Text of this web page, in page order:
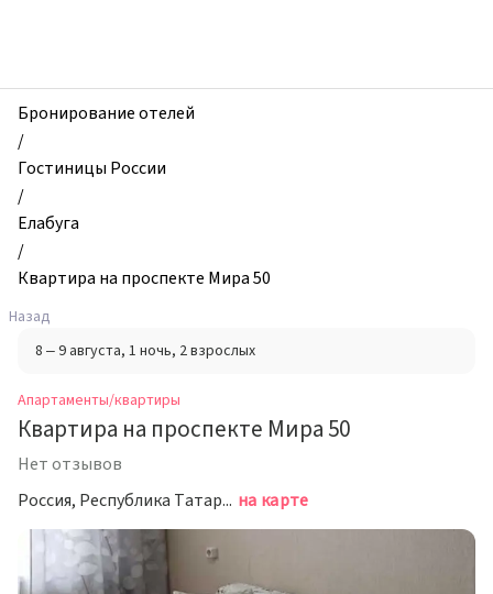
и
квартиры,
Квартира
на
проспекте
Мира
50,
Елабуга,
Россия
Бронирование отелей
/
Гостиницы России
/
Елабуга
/
Квартира на проспекте Мира 50
Назад
8 – 9 августа, 1 ночь, 2 взрослых
Апартаменты/квартиры
Квартира на проспекте Мира 50
Нет отзывов
Россия, Республика Татарстан (Татарстан), Елабуга, проспект Мира, 50 на карте